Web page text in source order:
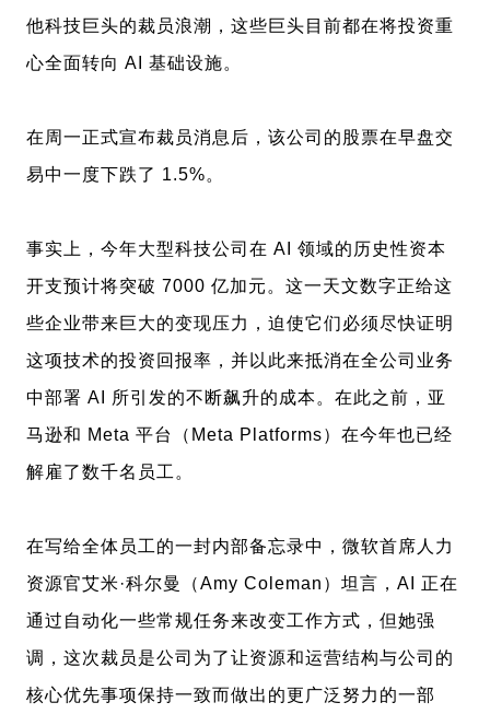
他科技巨头的裁员浪潮，这些巨头目前都在将投资重
心全面转向 AI 基础设施。
在周一正式宣布裁员消息后，该公司的股票在早盘交
易中一度下跌了 1.5%。
事实上，今年大型科技公司在 AI 领域的历史性资本
开支预计将突破 7000 亿加元。这一天文数字正给这
些企业带来巨大的变现压力，迫使它们必须尽快证明
这项技术的投资回报率，并以此来抵消在全公司业务
中部署 AI 所引发的不断飙升的成本。在此之前，亚
马逊和 Meta 平台（Meta Platforms）在今年也已经
解雇了数千名员工。
在写给全体员工的一封内部备忘录中，微软首席人力
资源官艾米·科尔曼（Amy Coleman）坦言，AI 正在
通过自动化一些常规任务来改变工作方式，但她强
调，这次裁员是公司为了让资源和运营结构与公司的
核心优先事项保持一致而做出的更广泛努力的一部